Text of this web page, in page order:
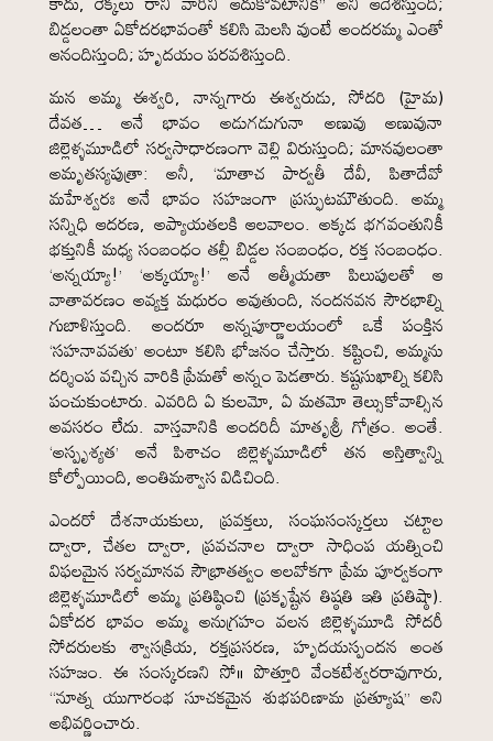
బిడ్డలంతా ఏకోదరభావంతో కలిసి మెలసి వుంటే అందరమ్మ ఎంతో
ఆనందిస్తుంది; హృదయం పరవశిస్తుంది.
మన అమ్మ ఈశ్వరి, నాన్నగారు ఈశ్వరుడు, సోదరి (హైమ)
దేవత… అనే భావం అడుగడుగునా అణువు అణువునా
జిల్లెళ్ళమూడిలో సర్వసాధారణంగా వెల్లి విరుస్తుంది; మానవులంతా
అమృతస్యపుత్రా: అనీ, ‘మాతాచ పార్వతీ దేవీ, పితాదేవో
మహేశ్వరః అనే భావం సహజంగా ప్రస్ఫుటమౌతుంది. అమ్మ
సన్నిధి ఆదరణ, అప్యాయతలకి ఆలవాలం. అక్కడ భగవంతునికీ
భక్తునికీ మధ్య సంబంధం తల్లీ బిడ్డల సంబంధం, రక్త సంబంధం.
‘అన్నయ్యా!’ ‘అక్కయ్యా!’ అనే ఆత్మీయతా పిలుపులతో ఆ
వాతావరణం అవ్యక్త మధురం అవుతుంది, నందనవన సౌరభాల్ని
గుబాళిస్తుంది. అందరూ అన్నపూర్ణాలయంలో ఒకే పంక్తిన
‘సహనావవతు’ అంటూ కలిసి భోజనం చేస్తారు. కష్టించి, అమ్మను
దర్శింప వచ్చిన వారికి ప్రేమతో అన్నం పెడతారు. కష్టసుఖాల్ని కలిసి
పంచుకుంటారు. ఎవరిది ఏ కులమో, ఏ మతమో తెల్సుకోవాల్సిన
అవసరం లేదు. వాస్తవానికి అందరిదీ మాతృశ్రీ గోత్రం. అంతే.
‘అస్పృశ్యత’ అనే పిశాచం జిల్లెళ్ళమూడిలో తన అస్తిత్వాన్ని
కోల్పోయింది, అంతిమశ్వాస విడిచింది.
ఎందరో దేశనాయకులు, ప్రవక్తలు, సంఘసంస్కర్తలు చట్టాల
ద్వారా, చేతల ద్వారా, ప్రవచనాల ద్వారా సాధింప యత్నించి
విఫలమైన సర్వమానవ సౌభ్రాతత్వం అలవోకగా ప్రేమ పూర్వకంగా
జిల్లెళ్ళమూడిలో అమ్మ ప్రతిష్ఠించి (ప్రకృష్టేన తిష్ఠతి ఇతి ప్రతిష్ఠా).
ఏకోదర భావం అమ్మ అనుగ్రహం వలన జిల్లెళ్ళమూడి సోదరీ
సోదరులకు శ్వాసక్రియ, రక్తప్రసరణ, హృదయస్పందన అంత
సహజం. ఈ సంస్కరణని సో॥ పొత్తూరి వేంకటేశ్వరరావుగారు,
“నూత్న యుగారంభ సూచకమైన శుభపరిణామ ప్రత్యూష” అని
అభివర్ణించారు.